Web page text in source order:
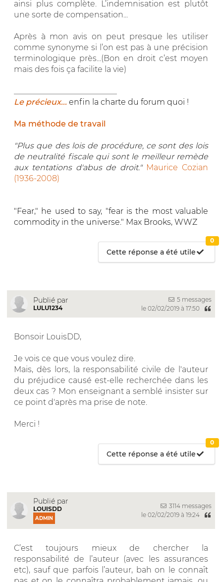
ainsi plus complète. L’indemnisation est plutôt
une sorte de compensation...
Après à mon avis on peut presque les utiliser
comme synonyme si l’on est pas à une précision
terminologique près...(Bon en droit c’est moyen
mais des fois ça facilite la vie)
Le précieux... enfin la charte du forum quoi !
Ma méthode de travail
"Plus que des lois de procédure, ce sont des lois
de neutralité fiscale qui sont le meilleur remède
aux tentations d'abus de droit." Maurice Cozian
(1936-2008)
"Fear," he used to say, "fear is the most valuable
commodity in the universe." Max Brooks, WWZ
Cette réponse a été utile
0
Publié par
LULU1234
5 messages
le 02/02/2019 à 17:50
Bonsoir LouisDD,
Je vois ce que vous voulez dire.
Mais, dès lors, la responsabilité civile de l'auteur
du préjudice causé est-elle recherchée dans les
deux cas ? Mon enseignant a semblé insister sur
ce point d'après ma prise de note.
Merci !
Cette réponse a été utile
0
Publié par
LOUISDD
ADMIN
3114 messages
le 02/02/2019 à 19:24
C’est toujours mieux de chercher la
responsabilité de l’auteur (avec les assurances
etc), sauf que parfois l’auteur, bah on le connaît